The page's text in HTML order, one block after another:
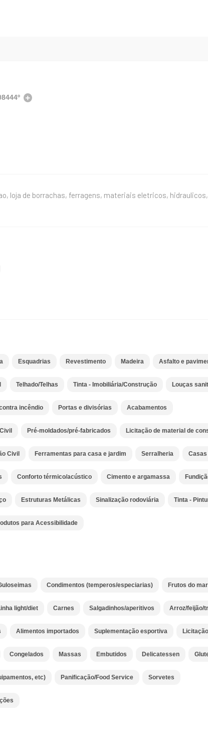
loja de borrachas, ferragens, materiais eletricos,
Esquadrias Revestimento Madeira Asfalto e
Telhado/Telhas Tinta - Imobiliária/Construção Louças
incêndio Portas e divisórias Acabamentos
Pré-moldados/pré-fabricados Licitação de material de
Civil Ferramentas para casa e jardim Serralheria
Conforto térmico/acústico Cimento e argamassa
Estruturas Metálicas Sinalização rodoviária Tinta -
para Acessibilidade
Condimentos (temperos/especiarias) Frutos do mar
light/diet Carnes Salgadinhos/aperitivos Arroz/feijão/
Alimentos importados Suplementação esportiva
Congelados Massas Embutidos Delicatessen
etc) Panificação/Food Service Sorvetes